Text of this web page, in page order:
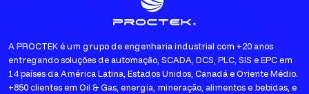
A PROCTEK é um grupo de engenharia industrial com +20 anos
entregando soluções de automação, SCADA, DCS, PLC, SIS e EPC em
14 países da América Latina, Estados Unidos, Canadá e Oriente Médio.
+850 clientes em Oil & Gas, energia, mineração, alimentos e bebidas, e